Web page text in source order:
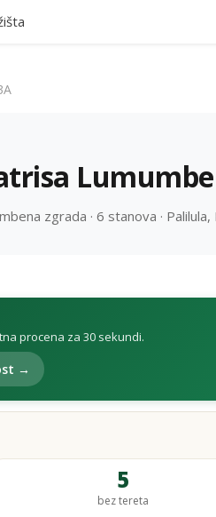
zgrada · 6 stanova ·
procena za 30 sekundi.
→
5
bez tereta